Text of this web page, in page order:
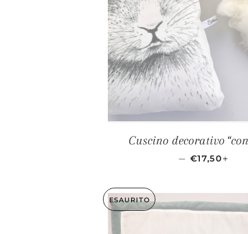
Cuscino decorativo
— PREZZO
€17,50
ESAURITO